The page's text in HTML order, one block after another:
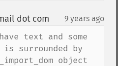
dot com 9 years ago
text and some
surrounded by
object